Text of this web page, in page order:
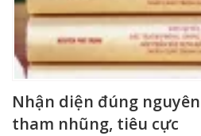
Nhận diện đúng
tham nhũng, tiêu cực